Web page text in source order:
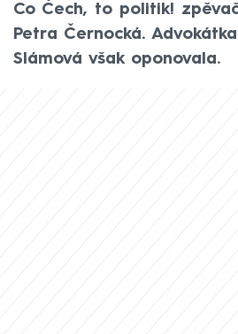
Co Čech, to politik!
Petra Černocká.
Slámová však oponovala.